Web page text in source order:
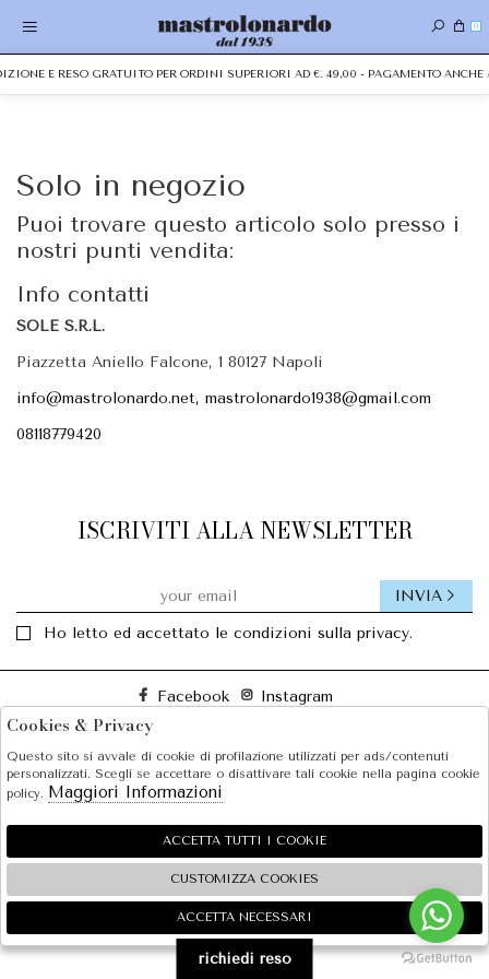
0
E RESO GRATUITO PER ORDINI SUPERIORI AD €. 49,00 - PAGAMENTO ANCHE
Solo in negozio
Puoi trovare questo articolo solo presso i
nostri punti vendita:
Info contatti
SOLE S.R.L.
Piazzetta Aniello Falcone, 1 80127 Napoli
info@mastrolonardo.net, mastrolonardo1938@gmail.com
08118779420
ISCRIVITI ALLA NEWSLETTER
Ho letto ed accettato le condizioni sulla privacy.
INVIA
Facebook Instagram
SOLE S.R.L.
SHOPPING
EXTRA
2026 SOLE S.R.L. - P.iva : 07456781215 Powered byAteliersocietàgruppo Zucchetti
🍪
richiedi reso
Cookies & Privacy
Questo sito si avvale di cookie di profilazione utilizzati per ads/contenuti
personalizzati. Scegli se accettare o disattivare tali cookie nella pagina cookie
policy. Maggiori Informazioni
ACCETTA TUTTI I COOKIE
CUSTOMIZZA COOKIES
ACCETTA NECESSARI